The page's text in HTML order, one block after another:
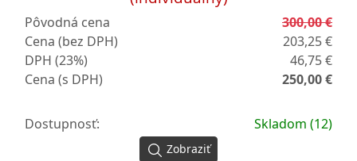
Pôvodná cena
300,00 €
Cena (bez DPH)
203,25 €
DPH (23%)
46,75 €
Cena (s DPH)
250,00 €
Dostupnosť: Skladom (12)
Zobraziť